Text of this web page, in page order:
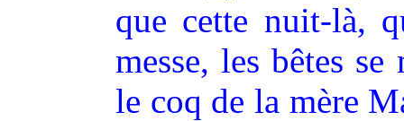
que cette nuit-là,
messe, les bêtes
le coq de la mère